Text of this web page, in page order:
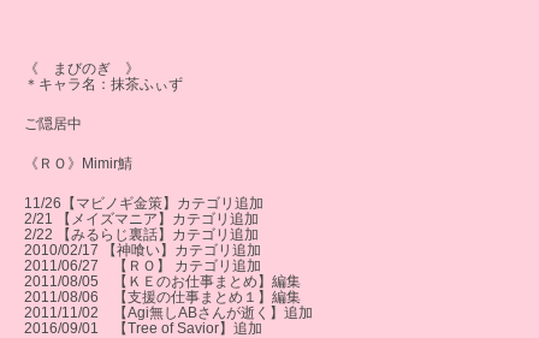
《 まびのぎ 》
＊キャラ名：抹茶ふぃず
ご隠居中
《ＲＯ》Mimir鯖
11/26【マビノギ金策】カテゴリ追加
2/21 【メイズマニア】カテゴリ追加
2/22 【みるらじ裏話】カテゴリ追加
2010/02/17 【神喰い】カテゴリ追加
2011/06/27 【ＲＯ】 カテゴリ追加
2011/08/05 【ＫＥのお仕事まとめ】編集
2011/08/06 【支援の仕事まとめ１】編集
2011/11/02 【Agi無しABさんが逝く】追加
2016/09/01 【Tree of Savior】追加